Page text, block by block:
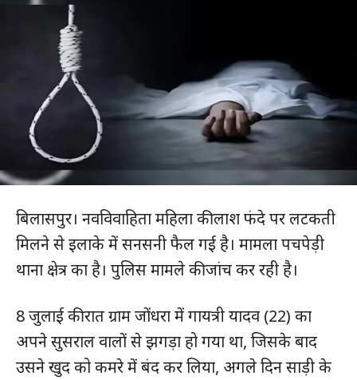
बिलासपुर। नवविवाहिता महिला की लाश फंदे पर लटकती
मिलने से इलाके में सनसनी फैल गई है। मामला पचपेड़ी
थाना क्षेत्र का है। पुलिस मामले की जांच कर रही है।
8 जुलाई की रात ग्राम जोंधरा में गायत्री यादव (22) का
अपने सुसराल वालों से झगड़ा हो गया था, जिसके बाद
उसने खुद को कमरे में बंद कर लिया, अगले दिन साड़ी के